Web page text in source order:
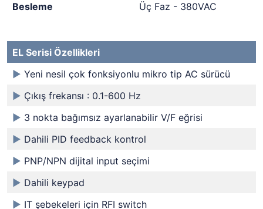
Besleme
Üç Faz - 380VAC
EL Serisi Özellikleri
► Yeni nesil çok fonksiyonlu mikro tip AC sürücü
► Çıkış frekansı : 0.1-600 Hz
► 3 nokta bağımsız ayarlanabilir V/F eğrisi
► Dahili PID feedback kontrol
► PNP/NPN dijital input seçimi
► Dahili keypad
► IT şebekeleri için RFI switch